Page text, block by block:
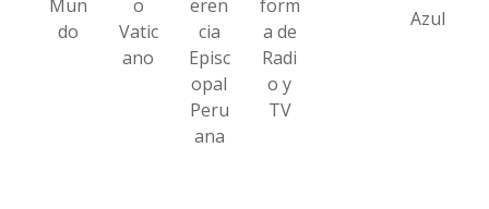
Mun
do
o
Vatic
ano
eren
cia
Episc
opal
Peru
ana
form
a de
Radi
o y
TV
Azul